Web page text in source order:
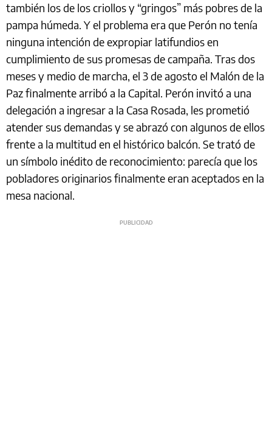
también los de los criollos y “gringos” más pobres de la
pampa húmeda. Y el problema era que Perón no tenía
ninguna intención de expropiar latifundios en
cumplimiento de sus promesas de campaña. Tras dos
meses y medio de marcha, el 3 de agosto el Malón de la
Paz finalmente arribó a la Capital. Perón invitó a una
delegación a ingresar a la Casa Rosada, les prometió
atender sus demandas y se abrazó con algunos de ellos
frente a la multitud en el histórico balcón. Se trató de
un símbolo inédito de reconocimiento: parecía que los
pobladores originarios finalmente eran aceptados en la
mesa nacional.